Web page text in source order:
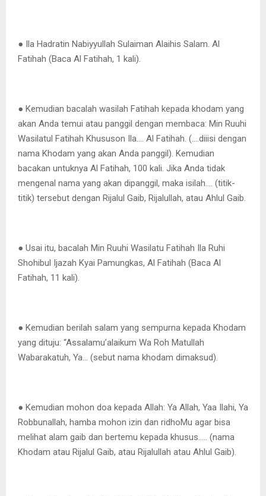
● Ila Hadratin Nabiyyullah Sulaiman Alaihis Salam. Al
Fatihah (Baca Al Fatihah, 1 kali).
● Kemudian bacalah wasilah Fatihah kepada khodam yang
akan Anda temui atau panggil dengan membaca: Min Ruuhi
Wasilatul Fatihah Khususon Ila…. Al Fatihah. (….diiisi dengan
nama Khodam yang akan Anda panggil). Kemudian
bacakan untuknya Al Fatihah, 100 kali. Jika Anda tidak
mengenal nama yang akan dipanggil, maka isilah…. (titik-
titik) tersebut dengan Rijalul Gaib, Rijalullah, atau Ahlul Gaib.
● Usai itu, bacalah Min Ruuhi Wasilatu Fatihah Ila Ruhi
Shohibul Ijazah Kyai Pamungkas, Al Fatihah (Baca Al
Fatihah, 11 kali).
● Kemudian berilah salam yang sempurna kepada Khodam
yang dituju: “Assalamu’alaikum Wa Roh Matullah
Wabarakatuh, Ya… (sebut nama khodam dimaksud).
● Kemudian mohon doa kepada Allah: Ya Allah, Yaa Ilahi, Ya
Robbunallah, hamba mohon izin dan ridhoMu agar bisa
melihat alam gaib dan bertemu kepada khusus….. (nama
Khodam atau Rijalul Gaib, atau Rijalullah atau Ahlul Gaib).